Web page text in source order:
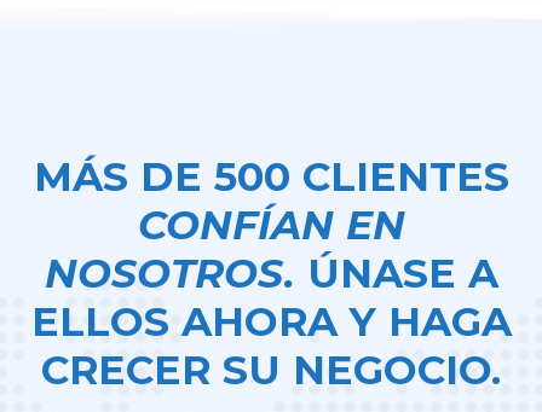
MÁS DE 500 CLIENTES
CONFÍAN EN
NOSOTROS. ÚNASE A
ELLOS AHORA Y HAGA
CRECER SU NEGOCIO.